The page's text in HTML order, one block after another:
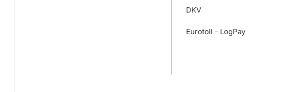
DKV
Eurotoll - LogPay